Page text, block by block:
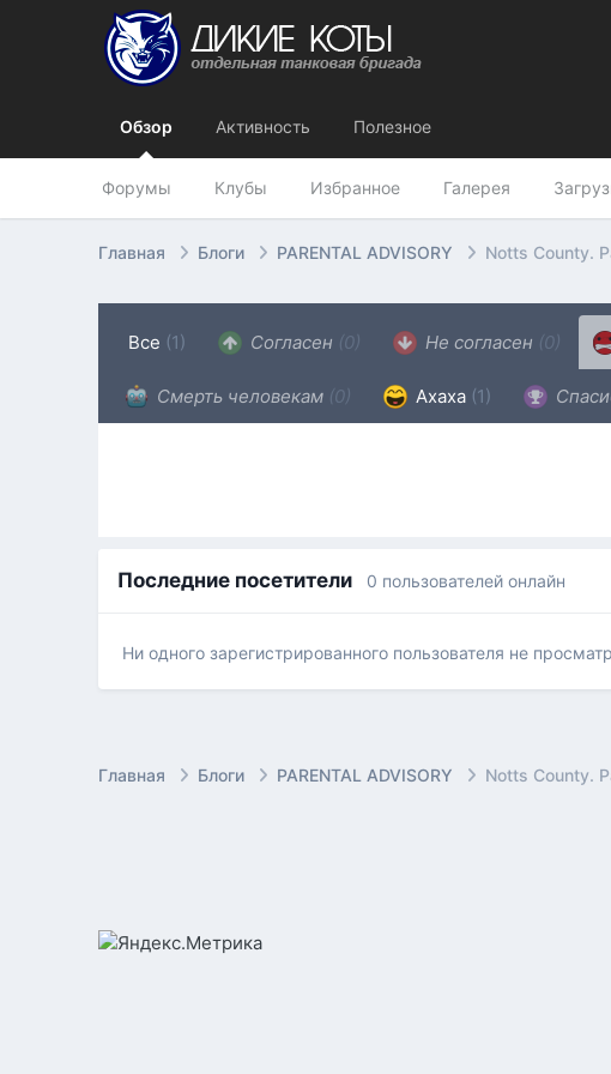
Обзор
Форумы Клубы Избранное Галерея
Активность Полезное
Главная Блоги PARENTAL ADVISORY Notts County.
Все (1) Согласен (0) Не согласен (0)
Смерть человекам (0) Ахаха (1)
Последние посетители 0 пользователей онлайн
Ни одного зарегистрированного пользователя не
Главная Блоги PARENTAL ADVISORY Notts County.